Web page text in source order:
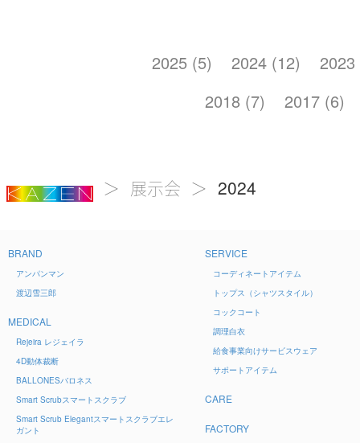
2025 (5) 2024 (12)
2018 (7)
2017 (6)
展示会 2024
BRAND
アンパンマン
渡辺雪三郎
MEDICAL
Rejeira レジェイラ
4D動体裁断
BALLONESバロネス
Smart Scrubスマートスクラブ
Smart Scrub Elegantスマートスクラブエレ
ガント
SERVICE
コーディネートアイテム
トップス（シャツスタイル）
コックコート
調理白衣
給食事業向けサービスウェア
サポートアイテム
CARE
FACTORY